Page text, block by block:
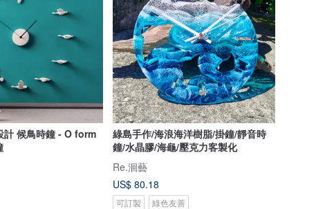
候鳥時鐘 - O form
綠島手作/海浪海洋樹脂/掛鐘/靜音時
鐘/水晶膠/海龜/壓克力客製化
Re.洄藝
US$ 80.18
可訂製 綠色友善